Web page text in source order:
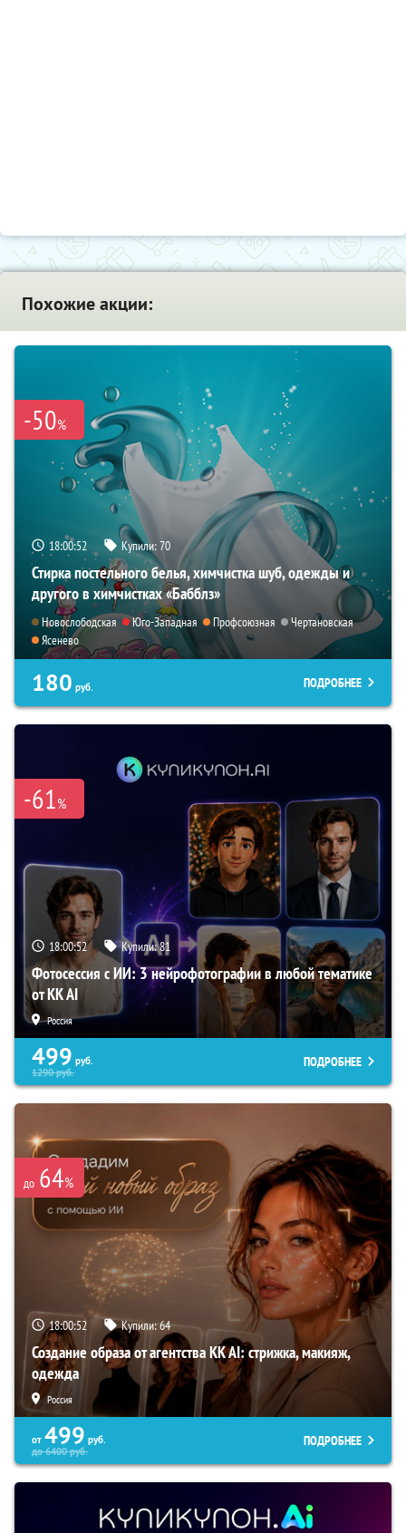
Похожие акции:
-50%
18:00:50 Купили:70
Стирка постельного белья, химчистка шуб, одежды и
другого в химчистках «Бабблз»
Новослободская Юго-Западная Профсоюзная
Чертановская
Ясенево
180 руб. ПОДРОБНЕЕ
-61%
18:00:50 Купили:81
Фотосессия с ИИ: 3 нейрофотографии в любой тематике
от KK AI
Россия
499 руб.
1290руб.
ПОДРОБНЕЕ
до 64%
18:00:50 Купили:64
Создание образа от агентства KK AI: стрижка, макияж,
одежда
Россия
от 499 руб.
до6400руб.
ПОДРОБНЕЕ